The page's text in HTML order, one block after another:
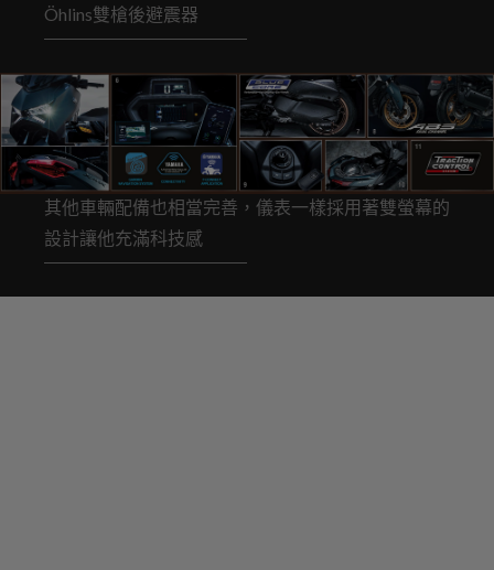
Öhlins雙槍後避震器
其他車輛配備也相當完善，儀表一樣採用著雙螢幕的
設計讓他充滿科技感